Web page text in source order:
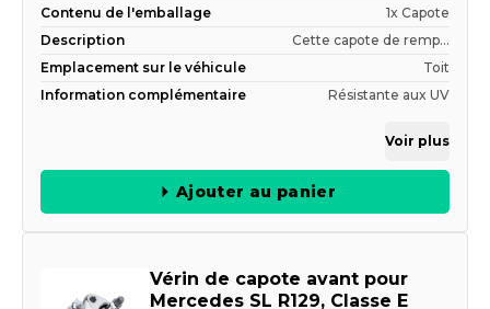
Contenu de l'emballage
1x Capote
Description
Cette capote de remp...
Emplacement sur le véhicule
Toit
Information complémentaire
Résistante aux UV
Voir plus
Ajouter au panier
Vérin de capote avant pour
Mercedes SL R129, Classe E